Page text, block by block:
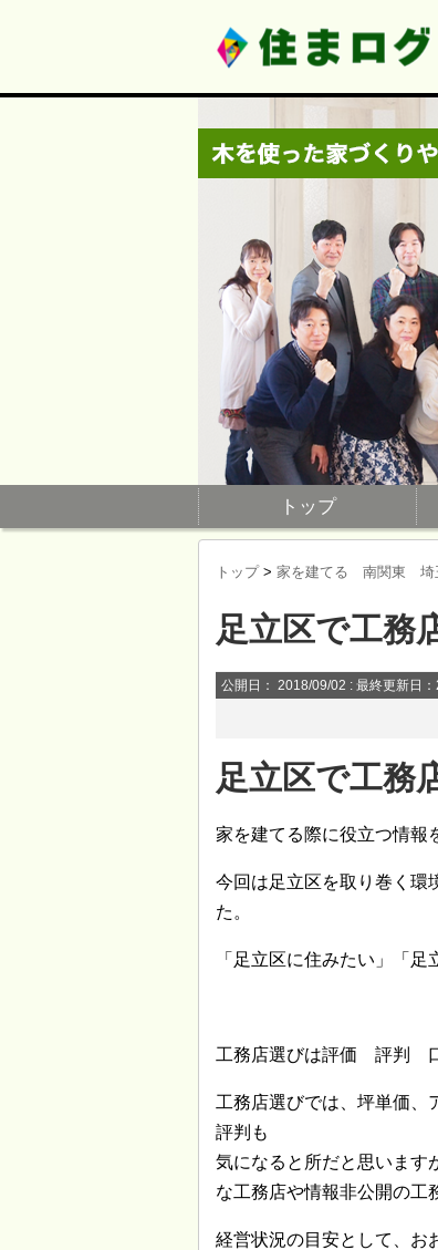
トップ
トップ > 家を建てる 南関東 埼
足立区で工務
公開日： 2018/09/02 : 最終更新日
足立区で工務
家を建てる際に役立つ情報
今回は足立区を取り巻く環
た。
「足立区に住みたい」「
工務店選びは評価 評判
工務店選びでは、坪単価、
評判も
気になると所だと思います
な工務店や情報非公開の工
経営状況の目安として、お